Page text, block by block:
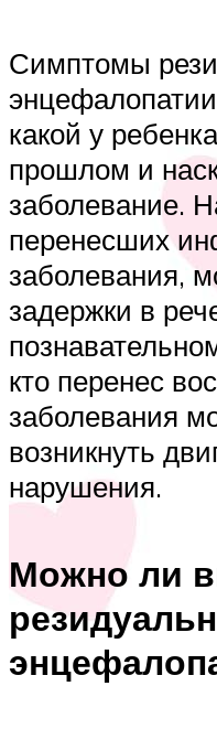
Симптомы
энцефалопатии
какой у
прошлом и
заболевание.
перенесших
заболевания,
задержки в
кто перенес
заболевания
возникнуть
нарушения.
Можно ли